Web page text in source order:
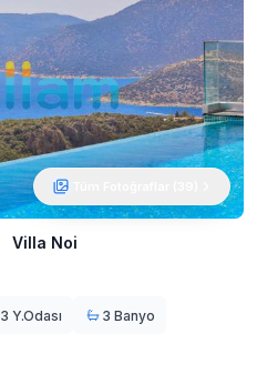
Villa Noi
3 Y.Odası 3 Banyo